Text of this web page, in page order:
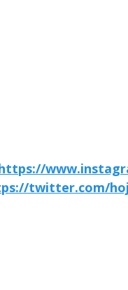
twitter.com/